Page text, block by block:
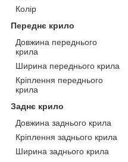
Колір
Переднє крило
Довжина переднього
крила
Ширина переднього крила
Кріплення переднього
крила
Заднє крило
Довжина заднього крила
Кріплення заднього крила
Ширина заднього крила